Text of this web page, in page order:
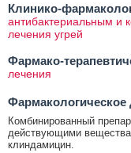
Клинико-
антибактериальным и
лечения угрей
Фармако-
лечения
Фармакологическое
Комбинированный
действующими
клиндамицин.